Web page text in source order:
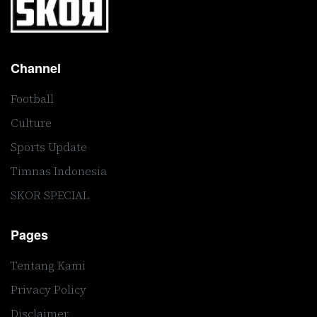
Channel
Football
Culture
Sports Update
Timnas Indonesia
SKOR SPECIAL
Pages
Tentang Kami
Privacy Policy
Disclaimer